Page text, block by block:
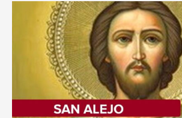
Recupera
bienestar